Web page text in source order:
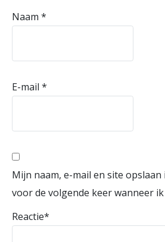
Naam *
E-mail *
Mijn naam, e-mail en site
voor de volgende keer wanneer
Reactie*